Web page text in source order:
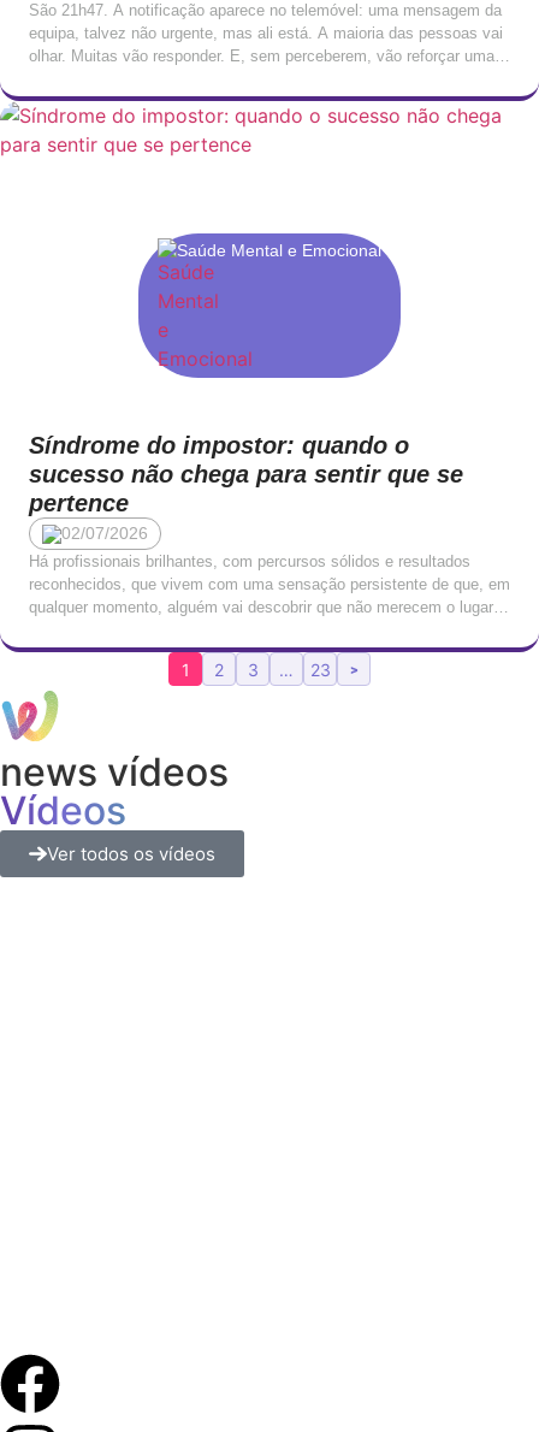
São 21h47. A notificação aparece no telemóvel: uma mensagem da
equipa, talvez não urgente, mas ali está. A maioria das pessoas vai
olhar. Muitas vão responder. E, sem perceberem, vão reforçar uma
torna mais silencioso. Esta disponibilidade permanente tornou-se,
para muitos profissionais, tão normalizada que deixou […]
Saúde Mental e Emocional
Síndrome do impostor: quando o
sucesso não chega para sentir que se
pertence
02/07/2026
Há profissionais brilhantes, com percursos sólidos e resultados
reconhecidos, que vivem com uma sensação persistente de que, em
qualquer momento, alguém vai descobrir que não merecem o lugar
terem conseguido enganar quem os avaliou. Que, mais tarde ou
1 2 3 … 23 >
news vídeos
Vídeos
Ver todos os vídeos